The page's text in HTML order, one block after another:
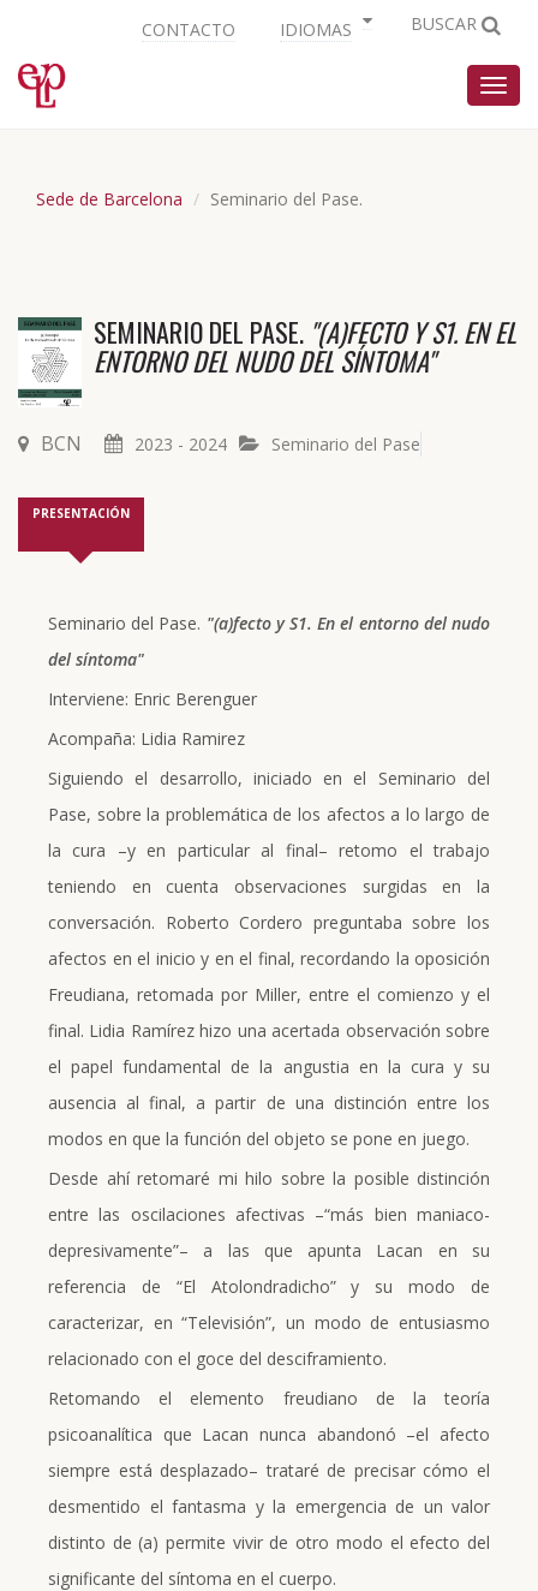
CONTACTO IDIOMAS BUSCAR
Sede de Barcelona Seminario del Pase.
SEMINARIO DEL PASE. "(A)FECTO Y S1. EN EL
ENTORNO DEL NUDO DEL SÍNTOMA"
BCN 2023 - 2024 Seminario del Pase
PRESENTACIÓN
Seminario del Pase. "(a)fecto y S1. En el entorno del nudo
del síntoma"
Interviene: Enric Berenguer
Acompaña: Lidia Ramirez
Siguiendo el desarrollo, iniciado en el Seminario del
Pase, sobre la problemática de los afectos a lo largo de
la cura –y en particular al final– retomo el trabajo
teniendo en cuenta observaciones surgidas en la
conversación. Roberto Cordero preguntaba sobre los
afectos en el inicio y en el final, recordando la oposición
Freudiana, retomada por Miller, entre el comienzo y el
final. Lidia Ramírez hizo una acertada observación sobre
el papel fundamental de la angustia en la cura y su
ausencia al final, a partir de una distinción entre los
modos en que la función del objeto se pone en juego.
Desde ahí retomaré mi hilo sobre la posible distinción
entre las oscilaciones afectivas –“más bien maniaco-
depresivamente”– a las que apunta Lacan en su
referencia de “El Atolondradicho” y su modo de
caracterizar, en “Televisión”, un modo de entusiasmo
relacionado con el goce del desciframiento.
Retomando el elemento freudiano de la teoría
psicoanalítica que Lacan nunca abandonó –el afecto
siempre está desplazado– trataré de precisar cómo el
desmentido el fantasma y la emergencia de un valor
distinto de (a) permite vivir de otro modo el efecto del
significante del síntoma en el cuerpo.